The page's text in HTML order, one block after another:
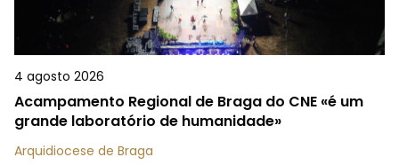
4 agosto 2026
Acampamento Regional de Braga do CNE «é um
grande laboratório de humanidade»
Arquidiocese de Braga